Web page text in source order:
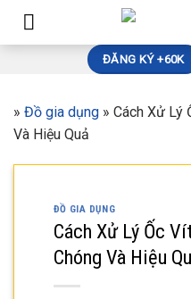
Skip
ĐĂNG KÝ +60K
» Đồ gia dụng » Cách Xử Lý
Và Hiệu Quả
ĐỒ GIA DỤNG
Cách Xử Lý Ốc
Chóng Và Hiệu